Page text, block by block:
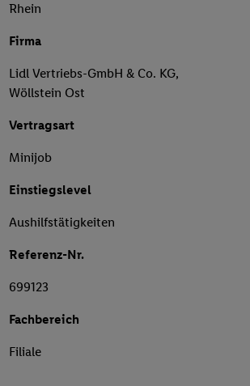
Rhein
Firma
Lidl Vertriebs-GmbH & Co. KG,
Wöllstein Ost
Vertragsart
Minijob
Einstiegslevel
Aushilfstätigkeiten
Referenz-Nr.
699123
Fachbereich
Filiale